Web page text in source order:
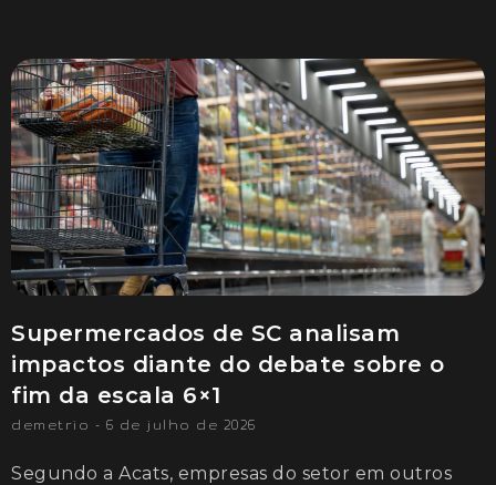
Supermercados de SC analisam
impactos diante do debate sobre o
fim da escala 6×1
demetrio 6 de julho de 2026
Segundo a Acats, empresas do setor em outros